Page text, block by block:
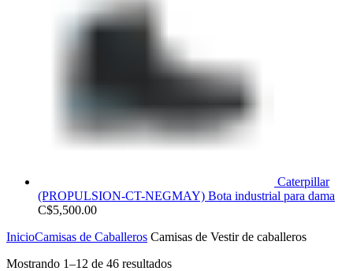
Caterpillar
(PROPULSION-CT-NEGMAY) Bota industrial para dama
C$5,500.00
InicioCamisas de Caballeros Camisas de Vestir de caballeros
Mostrando 1–12 de 46 resultados